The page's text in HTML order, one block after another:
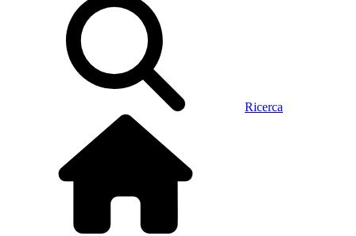
Ricerca